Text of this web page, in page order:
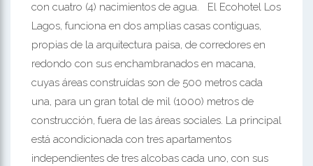
con cuatro (4) nacimientos de agua. El Ecohotel Los
Lagos, funciona en dos amplias casas contiguas,
propias de la arquitectura paisa, de corredores en
redondo con sus enchambranados en macana,
cuyas áreas construídas son de 500 metros cada
una, para un gran total de mil (1000) metros de
construcción, fuera de las áreas sociales. La principal
está acondicionada con tres apartamentos
independientes de tres alcobas cada uno, con sus